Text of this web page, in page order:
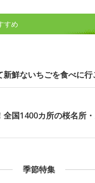
すめ
鮮ないちごを食べに行
全国1400カ所の桜名所
季節特集